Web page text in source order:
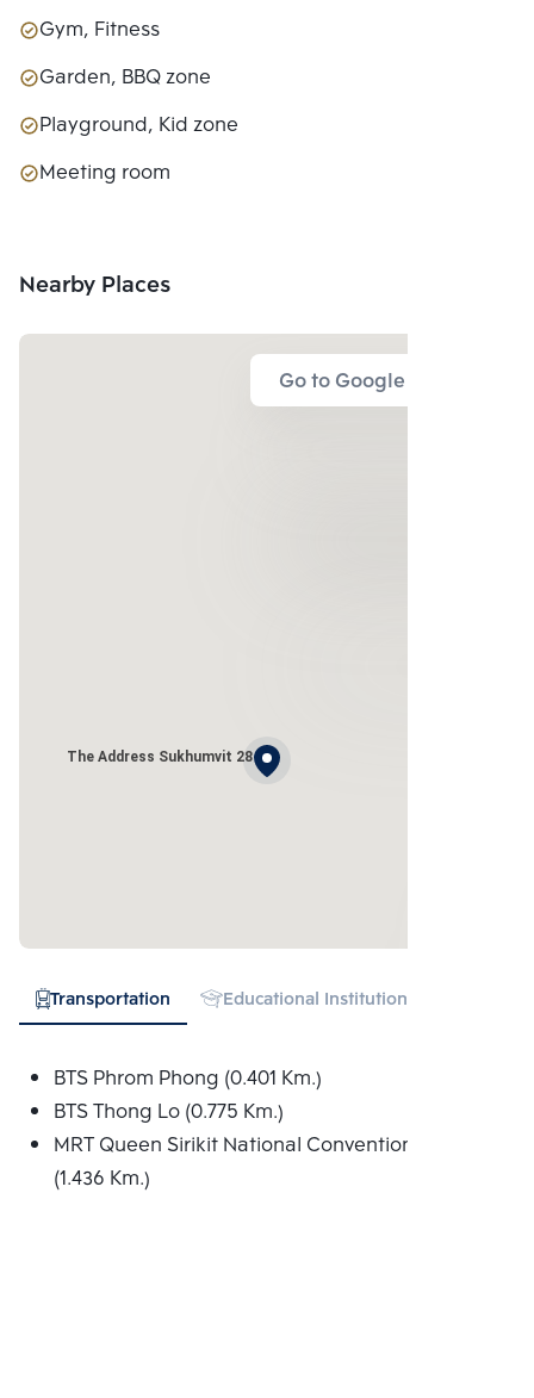
Gym, Fitness
Garden, BBQ zone
Playground, Kid zone
Meeting room
Nearby Places
Go to Google Map
The Address Sukhumvit 28
Transportation Educational Institution
BTS Phrom Phong (0.401 Km.)
BTS Thong Lo (0.775 Km.)
MRT Queen Sirikit National Convention Centre
(1.436 Km.)